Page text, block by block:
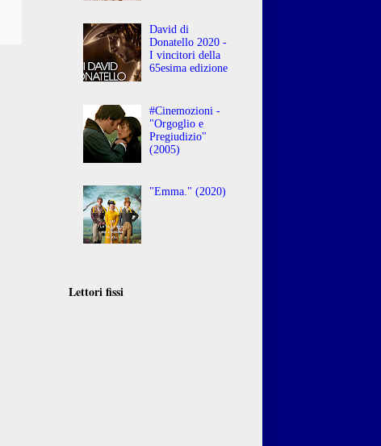
David di
Donatello 2020 -
I vincitori della
65esima edizione
#Cinemozioni -
"Orgoglio e
Pregiudizio"
(2005)
"Emma." (2020)
Lettori fissi